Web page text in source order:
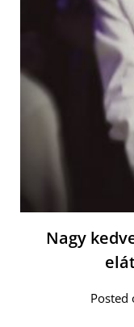
Nagy
Posted